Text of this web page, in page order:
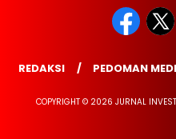
REDAKSI PEDOMAN
COPYRIGHT © 2026 JURNAL